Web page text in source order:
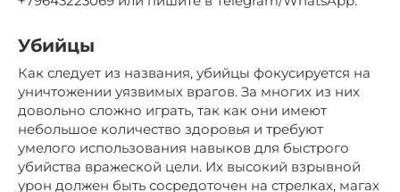
Убийцы
Как следует из названия, убийцы фокусируется на
уничтожении уязвимых врагов. За многих из них
довольно сложно играть, так как они имеют
небольшое количество здоровья и требуют
умелого использования навыков для быстрого
убийства вражеской цели. Их высокий взрывной
урон должен быть сосредоточен на стрелках, магах